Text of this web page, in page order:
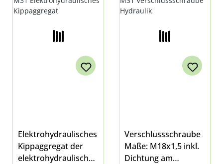
Elektrohydraulisches
Kippaggregat der
elektrohydraulischen
Verschlussschraube
Maße: M18x1,5 inkl.
Dichtung am